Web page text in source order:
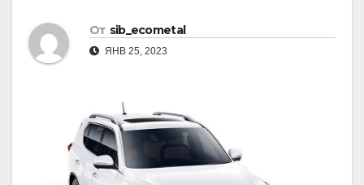
От sib_ecometal
ЯНВ 25, 2023